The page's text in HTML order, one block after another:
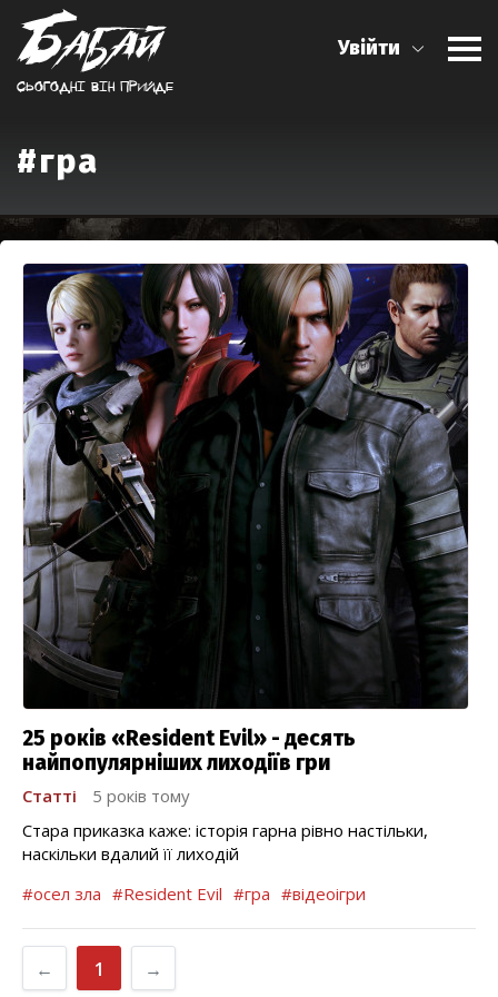
Сьогоднi вiн прийде
Увійти
#гра
25 років «Resident Evil» - десять
найпопулярніших лиходіїв гри
Статті
5 років тому
Стара приказка каже: історія гарна рівно настільки,
наскільки вдалий її лиходій
#осел зла #Resident Evil #гра #відеоігри
← 1 →